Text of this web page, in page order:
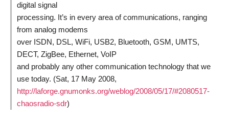
digital signal
processing. It’s in every area of communications, ranging
from analog modems
over ISDN, DSL, WiFi, USB2, Bluetooth, GSM, UMTS,
DECT, ZigBee, Ethernet, VoIP
and probably any other communication technology that we
use today. (Sat, 17 May 2008,
http://laforge.gnumonks.org/weblog/2008/05/17/#2080517-
chaosradio-sdr)